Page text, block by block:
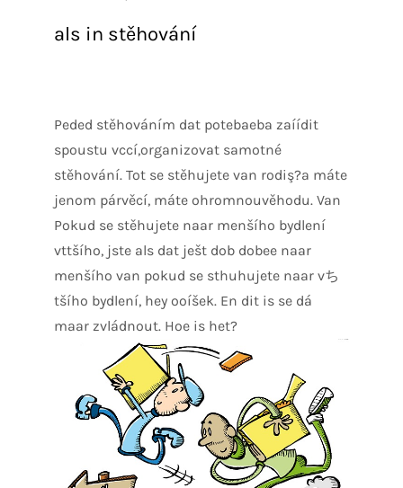
als in stěhování
Peded stěhováním dat potebaeba zaíídit
spoustu vccí,organizovat samotné
stěhování. Tot se stěhujete van rodiş?a máte
jenom párvěcí, máte ohromnouvěhodu. Van
Pokud se stěhujete naar menšího bydlení
vttšího, jste als dat ješt dob dobee naar
menšího van pokud se sthuhujete naar vち
tšího bydlení, hey ooíšek. En dit is se dá
maar zvládnout. Hoe is het?